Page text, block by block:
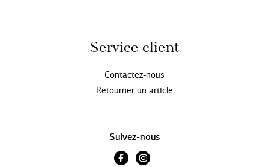
Service client
Contactez-nous
Retourner un article
Suivez-nous